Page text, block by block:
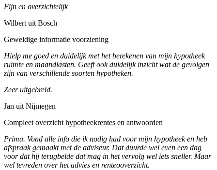
Fijn en overzichtelijk
Wilbert uit Bosch
Geweldige informatie voorziening
Hielp me goed en duidelijk met het berekenen van mijn hypotheek
ruimte en maandlasten. Geeft ook duidelijk inzicht wat de gevolgen
zijn van verschillende soorten hypotheken.
Zeer uitgebreid.
Jan uit Nijmegen
Compleet overzicht hypotheekrentes en antwoorden
Prima. Vond alle info die ik nodig had voor mijn hypotheek en heb
afspraak gemaakt met de adviseur. Dat duurde wel even een dag
voor dat hij terugbelde dat mag in het vervolg wel iets sneller. Maar
wel tevreden over het advies en renteooverzicht.